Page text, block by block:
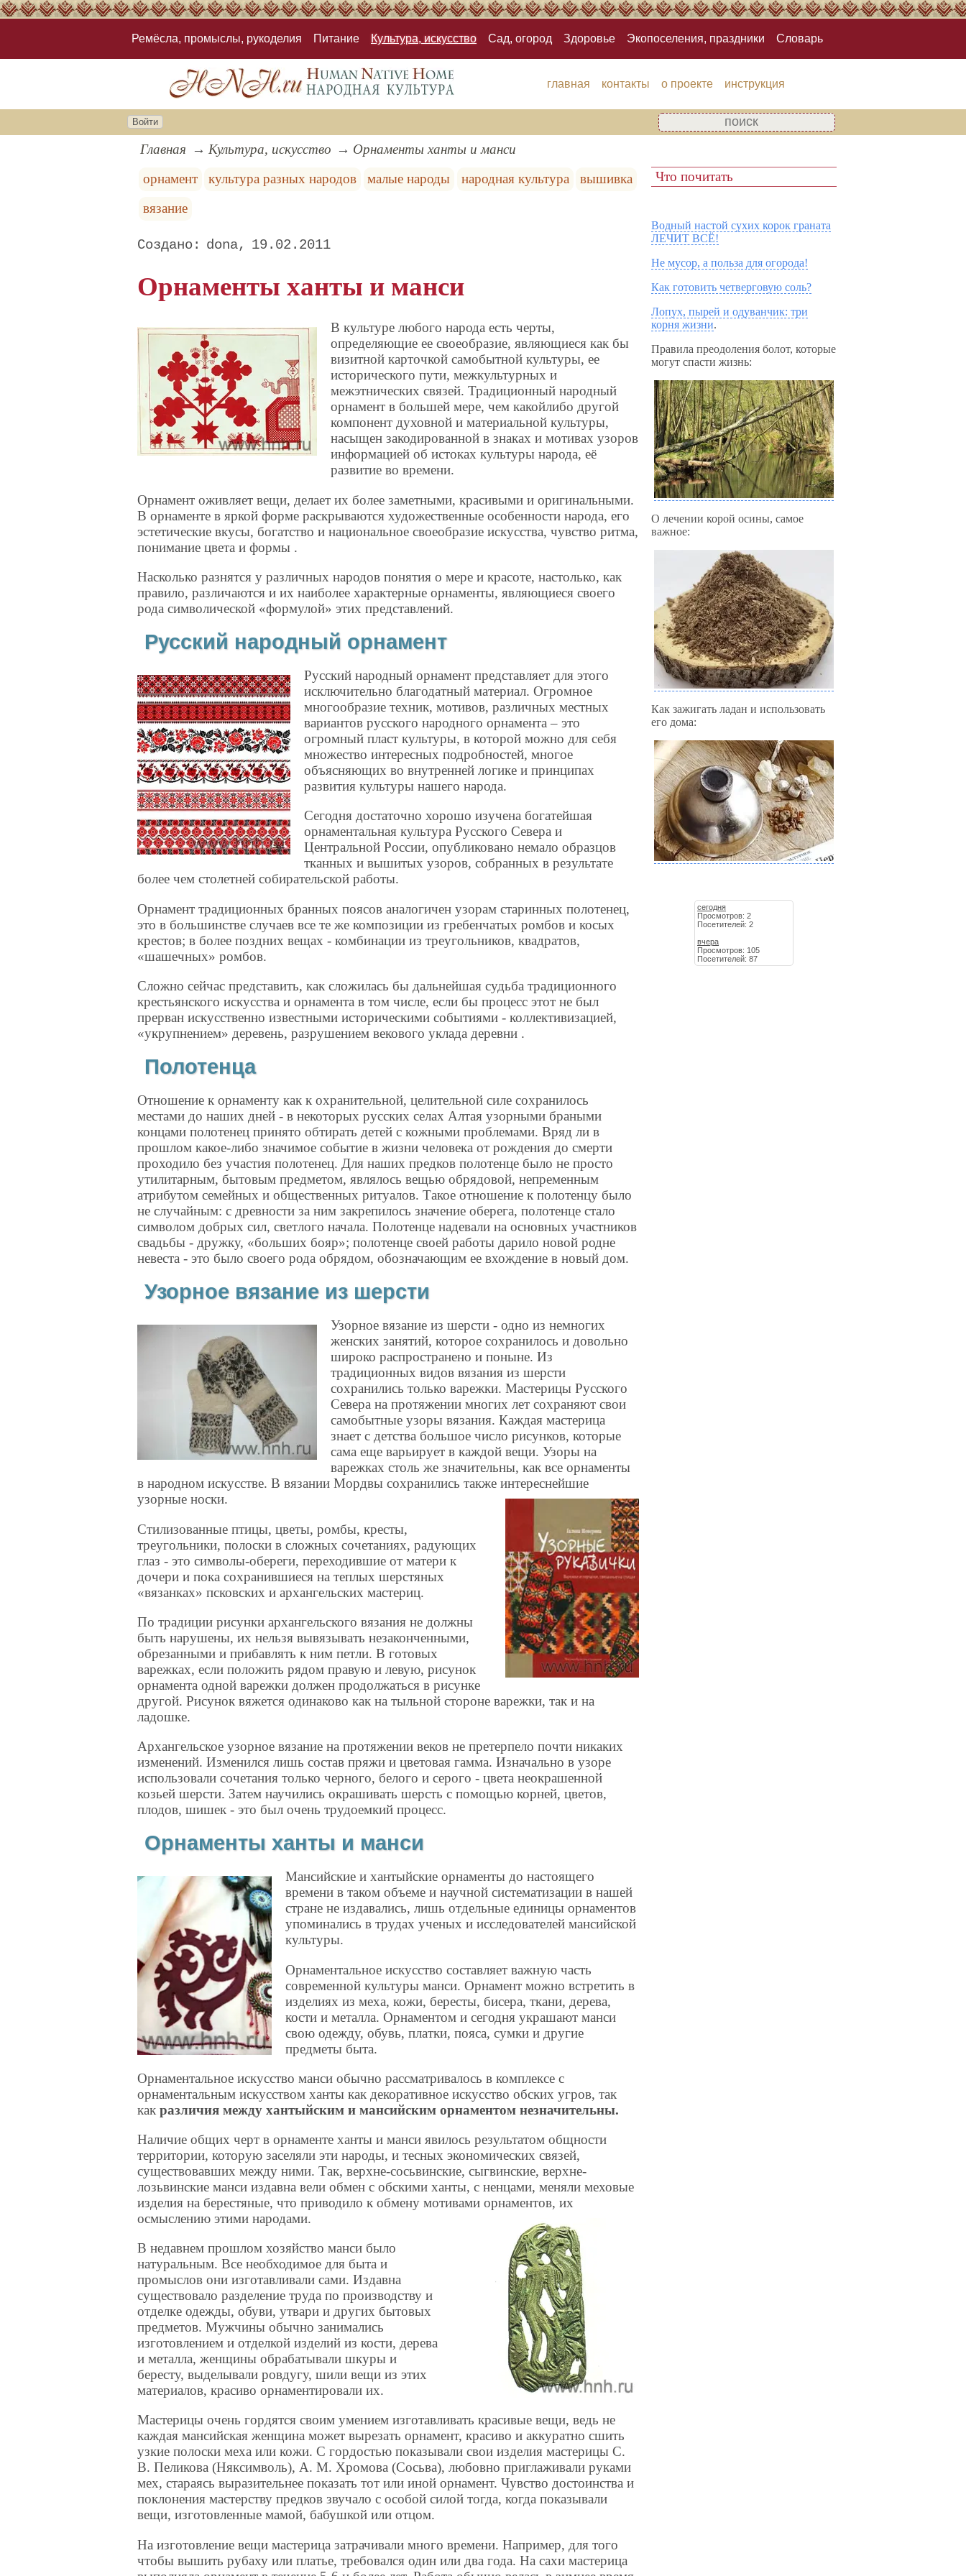
Ремёсла, промыслы, рукоделия Питание Культура, искусство Сад, огород Здоровье Экопоселения, праздники Словарь
главная контакты о проекте инструкция
Войти
Главная Культура, искусство
Орнаменты ханты и манси
орнамент
культура разных народов малые народы народная культура
вышивка
вязание
dona 19.02.2011
Орнаменты ханты и манси
В культуре любого народа есть черты,
определяющие ее своеобразие, являющиеся как бы
визитной карточкой самобытной культуры, ее
исторического пути, межкультурных и
межэтнических связей. Традиционный народный
орнамент в большей мере, чем какойлибо другой
компонент духовной и материальной культуры,
насыщен закодированной в знаках и мотивах узоров
информацией об истоках культуры народа, её
развитие во времени.
Орнамент оживляет вещи, делает их более заметными, красивыми и оригинальными.
В орнаменте в яркой форме раскрываются художественные особенности народа, его
эстетические вкусы, богатство и национальное своеобразие искусства, чувство ритма,
понимание цвета и формы .
Насколько разнятся у различных народов понятия о мере и красоте, настолько, как
правило, различаются и их наиболее характерные орнаменты, являющиеся своего
рода символической «формулой» этих представлений.
Русский народный орнамент
Русский народный орнамент представляет для этого
исключительно благодатный материал. Огромное
многообразие техник, мотивов, различных местных
вариантов русского народного орнамента – это
огромный пласт культуры, в которой можно для себя
множество интересных подробностей, многое
объясняющих во внутренней логике и принципах
развития культуры нашего народа.
Сегодня достаточно хорошо изучена богатейшая
орнаментальная культура Русского Севера и
Центральной России, опубликовано немало образцов
тканных и вышитых узоров, собранных в результате
более чем столетней собирательской работы.
Орнамент традиционных бранных поясов аналогичен узорам старинных полотенец,
это в большинстве случаев все те же композиции из гребенчатых ромбов и косых
крестов; в более поздних вещах - комбинации из треугольников, квадратов,
«шашечных» ромбов.
Сложно сейчас представить, как сложилась бы дальнейшая судьба традиционного
крестьянского искусства и орнамента в том числе, если бы процесс этот не был
прерван искусственно известными историческими событиями - коллективизацией,
«укрупнением» деревень, разрушением векового уклада деревни .
Полотенца
Отношение к орнаменту как к охранительной, целительной силе сохранилось
местами до наших дней - в некоторых русских селах Алтая узорными браными
концами полотенец принято обтирать детей с кожными проблемами. Вряд ли в
прошлом какое-либо значимое событие в жизни человека от рождения до смерти
проходило без участия полотенец. Для наших предков полотенце было не просто
утилитарным, бытовым предметом, являлось вещью обрядовой, непременным
атрибутом семейных и общественных ритуалов. Такое отношение к полотенцу было
не случайным: с древности за ним закрепилось значение оберега, полотенце стало
символом добрых сил, светлого начала. Полотенце надевали на основных участников
свадьбы - дружку, «больших бояр»; полотенце своей работы дарило новой родне
невеста - это было своего рода обрядом, обозначающим ее вхождение в новый дом.
Узорное вязание из шерсти
Узорное вязание из шерсти - одно из немногих
женских занятий, которое сохранилось и довольно
широко распространено и поныне. Из
традиционных видов вязания из шерсти
сохранились только варежки. Мастерицы Русского
Севера на протяжении многих лет сохраняют свои
самобытные узоры вязания. Каждая мастерица
знает с детства большое число рисунков, которые
сама еще варьирует в каждой вещи. Узоры на
варежках столь же значительны, как все орнаменты
в народном искусстве. В вязании Мордвы сохранились также интереснейшие
узорные носки.
Стилизованные птицы, цветы, ромбы, кресты,
треугольники, полоски в сложных сочетаниях, радующих
глаз - это символы-обереги, переходившие от матери к
дочери и пока сохранившиеся на теплых шерстяных
«вязанках» псковских и архангельских мастериц.
По традиции рисунки архангельского вязания не должны
быть нарушены, их нельзя вывязывать незаконченными,
обрезанными и прибавлять к ним петли. В готовых
варежках, если положить рядом правую и левую, рисунок
орнамента одной варежки должен продолжаться в рисунке
другой. Рисунок вяжется одинаково как на тыльной стороне варежки, так и на
ладошке.
Архангельское узорное вязание на протяжении веков не претерпело почти никаких
изменений. Изменился лишь состав пряжи и цветовая гамма. Изначально в узоре
использовали сочетания только черного, белого и серого - цвета неокрашенной
козьей шерсти. Затем научились окрашивать шерсть с помощью корней, цветов,
плодов, шишек - это был очень трудоемкий процесс.
Орнаменты ханты и манси
Мансийские и хантыйские орнаменты до настоящего
времени в таком объеме и научной систематизации в нашей
стране не издавались, лишь отдельные единицы орнаментов
упоминались в трудах ученых и исследователей мансийской
культуры.
Орнаментальное искусство составляет важную часть
современной культуры манси. Орнамент можно встретить в
изделиях из меха, кожи, бересты, бисера, ткани, дерева,
кости и металла. Орнаментом и сегодня украшают манси
свою одежду, обувь, платки, пояса, сумки и другие
предметы быта.
Орнаментальное искусство манси обычно рассматривалось в комплексе с
орнаментальным искусством ханты как декоративное искусство обских угров, так
какразличия между хантыйским и мансийским орнаментом незначительны.
Наличие общих черт в орнаменте ханты и манси явилось результатом общности
территории, которую заселяли эти народы, и тесных экономических связей,
существовавших между ними. Так, верхне-сосьвинские, сыгвинские, верхне-
лозьвинские манси издавна вели обмен с обскими ханты, с ненцами, меняли меховые
изделия на берестяные, что приводило к обмену мотивами орнаментов, их
осмыслению этими народами.
В недавнем прошлом хозяйство манси было
натуральным. Все необходимое для быта и
промыслов они изготавливали сами. Издавна
существовало разделение труда по производству и
отделке одежды, обуви, утвари и других бытовых
предметов. Мужчины обычно занимались
изготовлением и отделкой изделий из кости, дерева
и металла, женщины обрабатывали шкуры и
бересту, выделывали ровдугу, шили вещи из этих
материалов, красиво орнаментировали их.
Мастерицы очень гордятся своим умением изготавливать красивые вещи, ведь не
каждая мансийская женщина может вырезать орнамент, красиво и аккуратно сшить
узкие полоски меха или кожи. С гордостью показывали свои изделия мастерицы С.
В. Пеликова (Няксимволь), А. М. Хромова (Сосьва), любовно приглаживали руками
мех, стараясь выразительнее показать тот или иной орнамент. Чувство достоинства и
поклонения мастерству предков звучало с особой силой тогда, когда показывали
вещи, изготовленные мамой, бабушкой или отцом.
На изготовление вещи мастерица затрачивали много времени. Например, для того
чтобы вышить рубаху или платье, требовался один или два года. На сахи мастерица
Что почитать
Водный настой сухих корок граната
ЛЕЧИТ ВСЁ!
Не мусор, а польза для огорода!
Как готовить четверговую соль?
Лопух, пырей и одуванчик: три
корня жизни.
Правила преодоления болот, которые
могут спасти жизнь:
О лечении корой осины, самое
важное:
Как зажигать ладан и использовать
его дома:
сегодня
Просмотров: 2
Посетителей: 2
вчера
Просмотров: 105
Посетителей: 87